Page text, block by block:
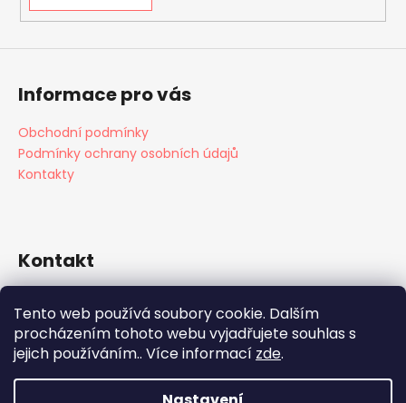
Tento web používá soubory cookie. Dalším
procházením tohoto webu vyjadřujete souhlas s
jejich používáním.. Více informací zde.
Informace pro vás
Obchodní podmínky
Podmínky ochrany osobních údajů
Kontakty
Kontakt
+420 608 431 648
+420 603 479 485
Edu4fun